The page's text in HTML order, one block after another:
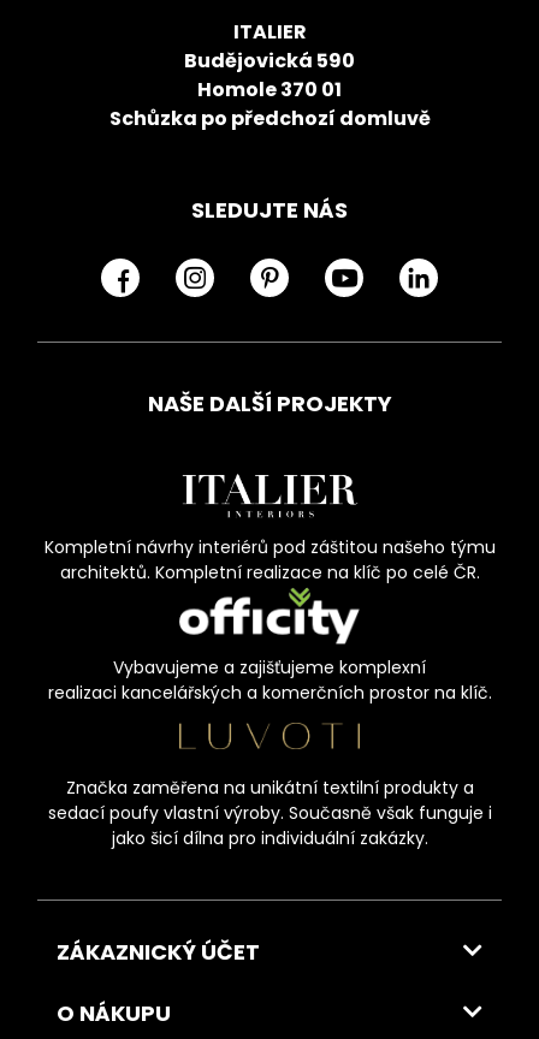
ITALIER
Budějovická 590
Homole 370 01
Schůzka po předchozí domluvě
SLEDUJTE NÁS
NAŠE DALŠÍ PROJEKTY
Kompletní návrhy interiérů pod záštitou našeho týmu
architektů. Kompletní realizace na klíč po celé ČR.
Vybavujeme a zajišťujeme komplexní
realizaci kancelářských a komerčních prostor na klíč.
Značka zaměřena na unikátní textilní produkty a
sedací poufy vlastní výroby. Současně však funguje i
jako šicí dílna pro individuální zakázky.
ZÁKAZNICKÝ ÚČET
O NÁKUPU